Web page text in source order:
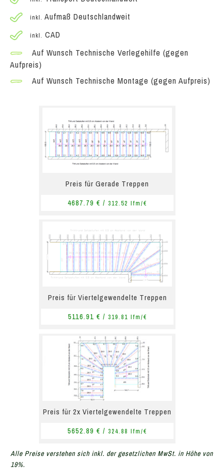
inkl. Aufmaß Deutschlandweit
inkl. CAD
Auf Wunsch Technische Verlegehilfe (gegen
Aufpreis)
Auf Wunsch Technische Montage (gegen Aufpreis)
Preis für Gerade Treppen
4687.79 € / 312.52 lfm/€
Preis für Viertelgewendelte Treppen
5116.91 € / 319.81 lfm/€
Preis für 2x Viertelgewendelte Treppen
5652.89 € / 324.88 lfm/€
Alle Preise verstehen sich inkl. der gesetzlichen MwSt. in Höhe von
19%.